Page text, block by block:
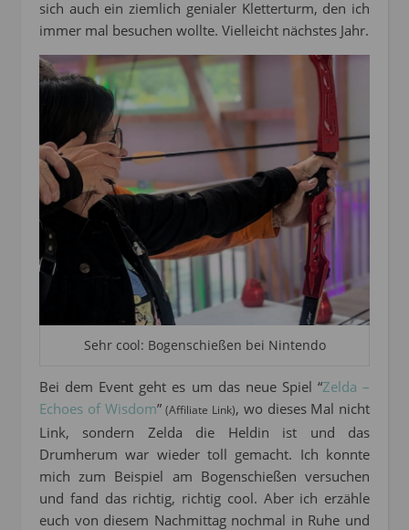
sich auch ein ziemlich genialer Kletterturm, den ich
immer mal besuchen wollte. Vielleicht nächstes Jahr.
Sehr cool: Bogenschießen bei Nintendo
Bei dem Event geht es um das neue Spiel “Zelda –
Echoes of Wisdom”(Affiliate Link), wo dieses Mal nicht
Link, sondern Zelda die Heldin ist und das
Drumherum war wieder toll gemacht. Ich konnte
mich zum Beispiel am Bogenschießen versuchen
und fand das richtig, richtig cool. Aber ich erzähle
euch von diesem Nachmittag nochmal in Ruhe und